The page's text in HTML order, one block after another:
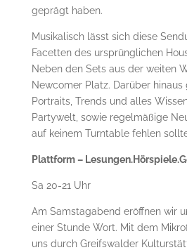
geprägt haben.
Musikalisch lässt sich diese
Facetten des ursprünglichen
Neben den Sets aus der weiten
Newcomer Platz. Darüber
Portraits, Trends und alles
Partywelt, sowie regelmäßige
auf keinem Turntable fehlen
Plattform –
Sa 20-21 Uhr
Am Samstagabend eröffnen wir
einer Stunde Wort. Mit dem
uns durch Greifswalder